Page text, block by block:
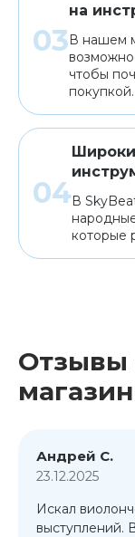
на
В нашем
чтобы
покупкой.
В
которые
Отзывы
Андрей С.
23.12.2025
Искал
выступлений.